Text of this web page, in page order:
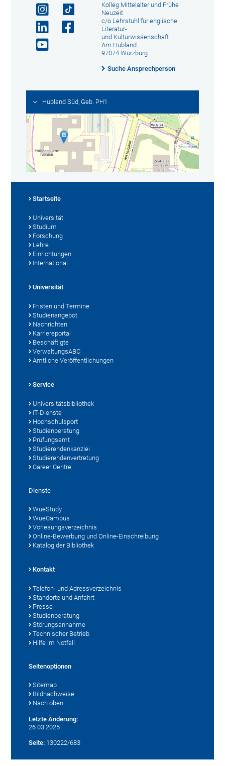
Kolleg Mittelalter und Frühe
Neuzeit
c/o Lehrstuhl für englische
Literatur-
und Kulturwissenschaft
Am Hubland
97074 Würzburg
Suche Ansprechperson
Hubland Süd, Geb. PH1
Startseite
Universität
Studium
Forschung
Lehre
Einrichtungen
International
Universität
Fristen und Termine
Studienangebot
Nachrichten
Karriereportal
Beschäftigte
VerwaltungsABC
Amtliche Veröffentlichungen
Service
Universitätsbibliothek
IT-Dienste
Hochschulsport
Studienberatung
Prüfungsamt
Studierendenkanzlei
Studierendenvertretung
Career Centre
Dienste
WueStudy
WueCampus
Vorlesungsverzeichnis
Online-Bewerbung und Online-Einschreibung
Katalog der Bibliothek
Kontakt
Telefon- und Adressverzeichnis
Standorte und Anfahrt
Presse
Studienberatung
Störungsannahme
Technischer Betrieb
Hilfe im Notfall
Seitenoptionen
Sitemap
Bildnachweise
Nach oben
Letzte Änderung:
26.03.2025
Seite: 130222/683